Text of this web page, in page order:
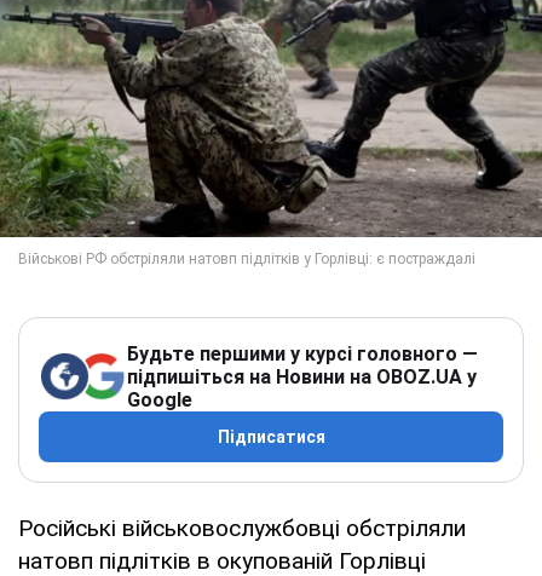
Будьте першими у курсі головного —
підпишіться на Новини на OBOZ.UA у
Google
Підписатися
Російські військовослужбовці обстріляли
натовп підлітків в окупованій Горлівці